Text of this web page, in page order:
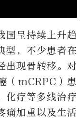
国呈持续上升趋
型，不少患者在
出现骨转移。对
（mCRPC）患
化疗等多线治疗
痛加重以及生活